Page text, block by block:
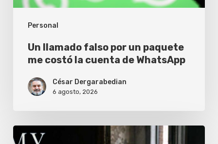
Personal
la
cuenta
WhatsApp
Un llamado falso por un paquete
me costó la cuenta de WhatsApp
César Dergarabedian
6 agosto, 2026
JotaEme